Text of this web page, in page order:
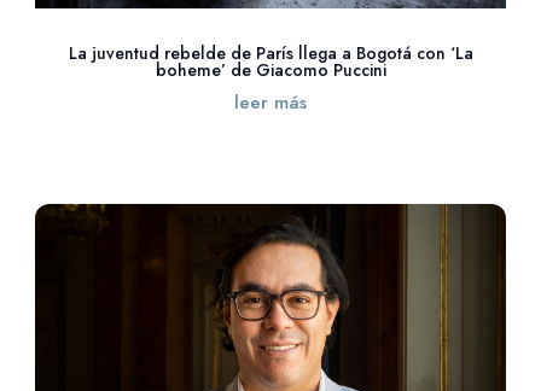
La juventud rebelde de París llega a Bogotá con ‘La
boheme’ de Giacomo Puccini
leer más